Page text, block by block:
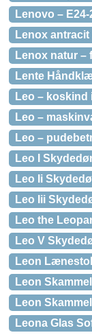
Lenovo –
Lenox
Lenox natur
Lente
Leo – koskind
Leo –
Leo –
Leo I
Leo Ii
Leo Iii
Leo the
Leo V
Leon
Leon
Leon
Leona Glas